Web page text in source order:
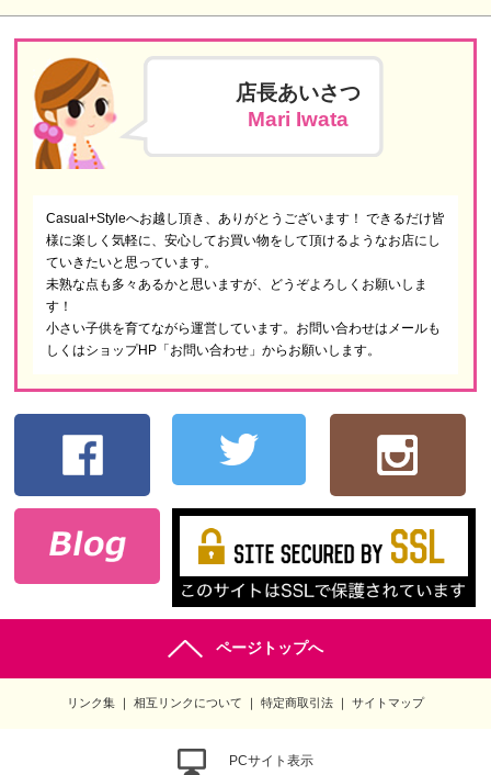
店長あいさつ
Mari Iwata
Casual+Styleへお越し頂き、ありがとうございます！ できるだけ皆
様に楽しく気軽に、安心してお買い物をして頂けるようなお店にし
ていきたいと思っています。
未熟な点も多々あるかと思いますが、どうぞよろしくお願いしま
す！
小さい子供を育てながら運営しています。お問い合わせはメールも
しくはショップHP「お問い合わせ」からお願いします。
ページトップへ
リンク集 相互リンクについて 特定商取引法 サイトマップ
PCサイト表示